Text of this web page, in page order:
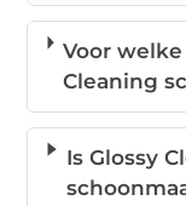
Voor
Cleaning
Is Glossy